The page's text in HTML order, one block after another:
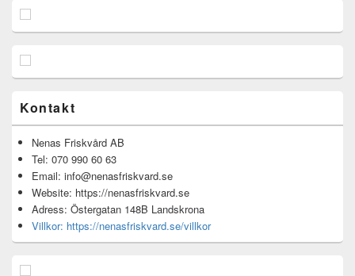
Kontakt
Nenas Friskvård AB
Tel: 070 990 60 63
Email: info@nenasfriskvard.se
Website: https://nenasfriskvard.se
Adress: Östergatan 148B Landskrona
Villkor: https://nenasfriskvard.se/villkor